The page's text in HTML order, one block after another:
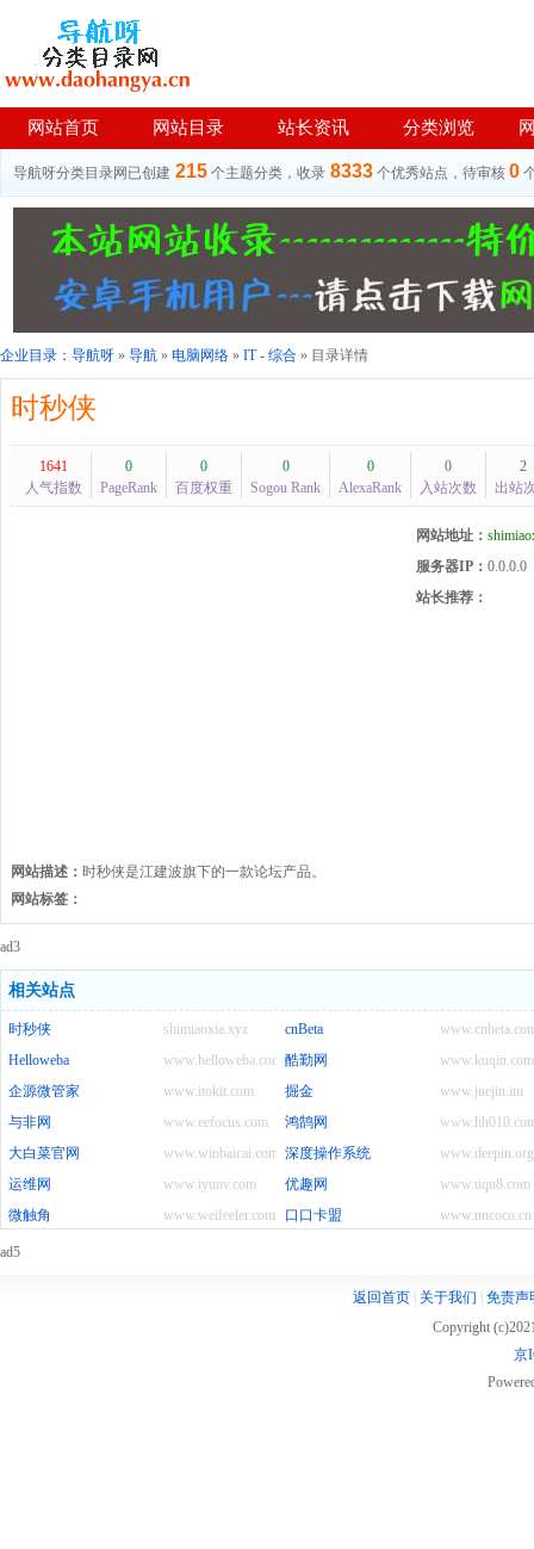
网站首页 网站目录 站长资讯 分类浏览
导航呀分类目录网已创建 215 个主题分类，收录 8333 个优秀站点，待审核 0
企业目录： 导航呀 » 导航 » 电脑网络 » IT - 综合 » 目录详情
时秒侠
1641
人气指数
0
PageRank
0
百度权重
0
Sogou Rank
0
AlexaRank
0
入站次数
2
出站
网站地址：
服务器IP： 0.0.0.0
站长推荐：
网站描述： 时秒侠是江建波旗下的一款论坛产品。
网站标签：
ad3
相关站点
shimiaoxia.xyz
时秒侠
cnBeta
www.helloweba.com
Helloweba www.kuqin.com
酷勤网
www.itokit.com
企源微管家 www.juejin.im
掘金
www.eefocus.com
与非网
鸿鹄网
www.winbaicai.com
大白菜官网 www.deepin.org
深度操作系统
www.iyunv.com
运维网 www.uqu8.com
优趣网
www.weifeeler.com
微触角 www.nncoco.cn
口口卡盟
ad5
返回首页| 关于我们
免责声
Copyright
京